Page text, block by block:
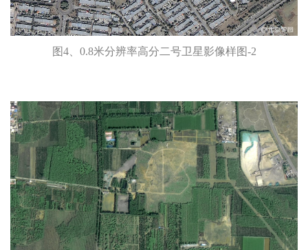
图4、0.8米分辨率高分二号卫星影像样图-2